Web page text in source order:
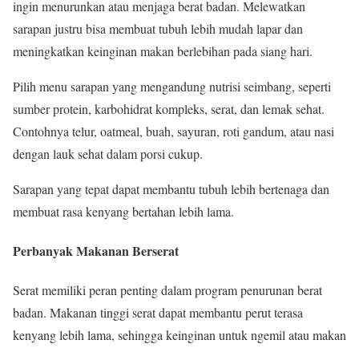
ingin menurunkan atau menjaga berat badan. Melewatkan
sarapan justru bisa membuat tubuh lebih mudah lapar dan
meningkatkan keinginan makan berlebihan pada siang hari.
Pilih menu sarapan yang mengandung nutrisi seimbang, seperti
sumber protein, karbohidrat kompleks, serat, dan lemak sehat.
Contohnya telur, oatmeal, buah, sayuran, roti gandum, atau nasi
dengan lauk sehat dalam porsi cukup.
Sarapan yang tepat dapat membantu tubuh lebih bertenaga dan
membuat rasa kenyang bertahan lebih lama.
Perbanyak Makanan Berserat
Serat memiliki peran penting dalam program penurunan berat
badan. Makanan tinggi serat dapat membantu perut terasa
kenyang lebih lama, sehingga keinginan untuk ngemil atau makan